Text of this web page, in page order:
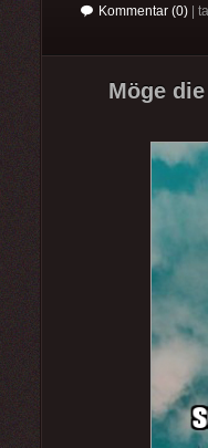
Kommentar (0) |
Möge